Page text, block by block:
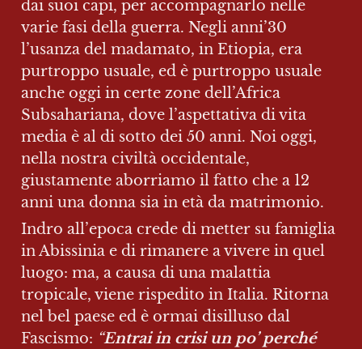
dai suoi capi, per accompagnarlo nelle
varie fasi della guerra. Negli anni’30
l’usanza del madamato, in Etiopia, era
purtroppo usuale, ed è purtroppo usuale
anche oggi in certe zone dell’Africa
Subsahariana, dove l’aspettativa di vita
media è al di sotto dei 50 anni. Noi oggi,
nella nostra civiltà occidentale,
giustamente aborriamo il fatto che a 12
anni una donna sia in età da matrimonio.
Indro all’epoca crede di metter su famiglia
in Abissinia e di rimanere a vivere in quel
luogo: ma, a causa di una malattia
tropicale, viene rispedito in Italia. Ritorna
nel bel paese ed è ormai disilluso dal
Fascismo: “Entrai in crisi un po’ perché